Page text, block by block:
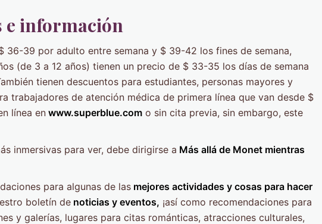
e información
36-39 por adulto entre semana y $ 39-42 los fines de semana,
(de 3 a 12 años) tienen un precio de $ 33-35 los días de semana
tienen descuentos para estudiantes, personas mayores y
trabajadores de atención médica de primera línea que van desde $
línea en www.superblue.com o sin cita previa, sin embargo, este
inmersivas para ver, debe dirigirse a Más allá de Monet mientras
para algunas de las mejores actividades y cosas para hacer
boletín de noticias y eventos, ¡así como recomendaciones para
y galerías, lugares para citas románticas, atracciones culturales,